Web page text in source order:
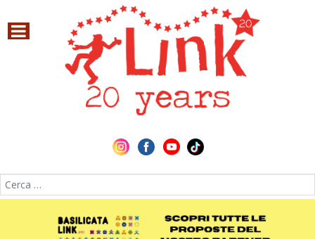
Cerca nel sito